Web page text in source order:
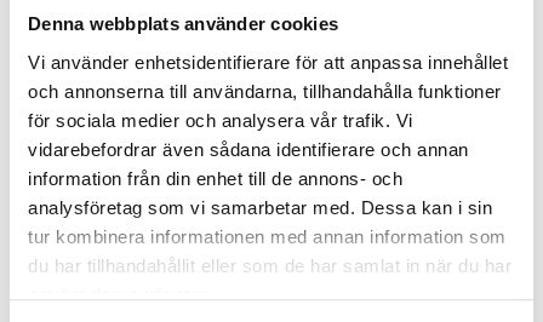
Denna webbplats använder cookies
Vi använder enhetsidentifierare för att anpassa innehållet
och annonserna till användarna, tillhandahålla funktioner
för sociala medier och analysera vår trafik. Vi
vidarebefordrar även sådana identifierare och annan
information från din enhet till de annons- och
analysföretag som vi samarbetar med. Dessa kan i sin
tur kombinera informationen med annan information som
du har tillhandahållit eller som de har samlat in när du har
använt deras tjänster.
Guinea